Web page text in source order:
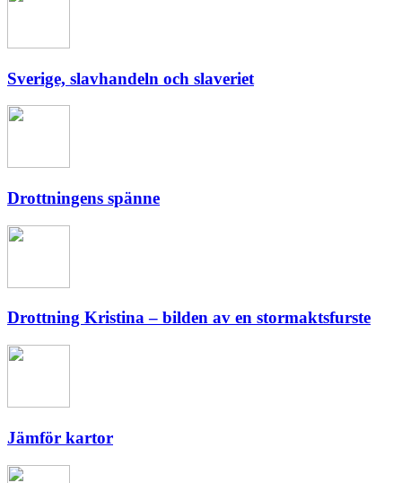
Sverige, slavhandeln och slaveriet
Drottningens spänne
Drottning Kristina – bilden av en stormaktsfurste
Jämför kartor